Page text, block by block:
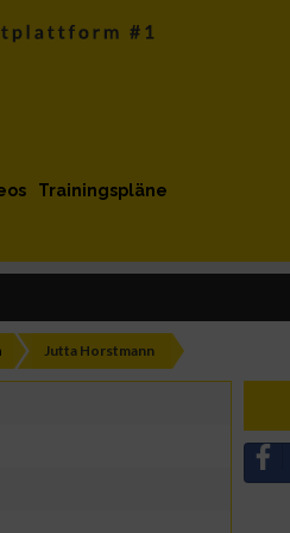
Trainingspläne
Jutta Horstmann